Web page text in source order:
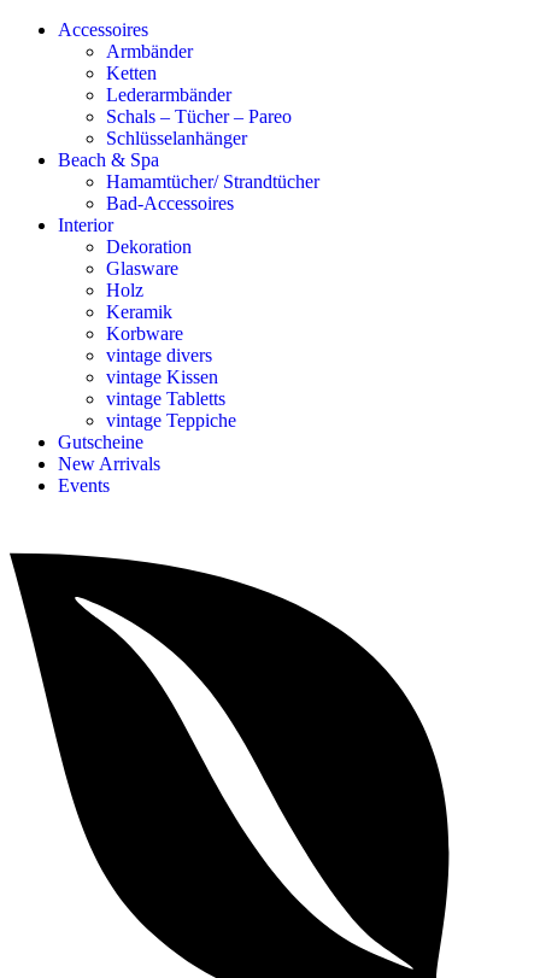
Accessoires
Armbänder
Ketten
Lederarmbänder
Schals – Tücher – Pareo
Schlüsselanhänger
Beach & Spa
Hamamtücher/ Strandtücher
Bad-Accessoires
Interior
Dekoration
Glasware
Holz
Keramik
Korbware
vintage divers
vintage Kissen
vintage Tabletts
vintage Teppiche
Gutscheine
New Arrivals
Events